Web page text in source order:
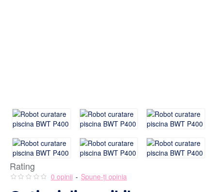
Rating
0 opinii - Spune-ţi opinia